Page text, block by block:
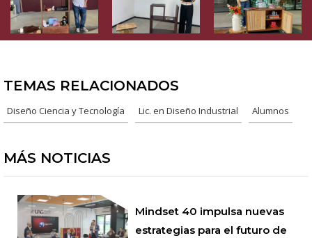
TEMAS RELACIONADOS
Diseño Ciencia y Tecnología Lic. en Diseño Industrial Alumnos
MÁS NOTICIAS
Mindset 40 impulsa nuevas
estrategias para el futuro de